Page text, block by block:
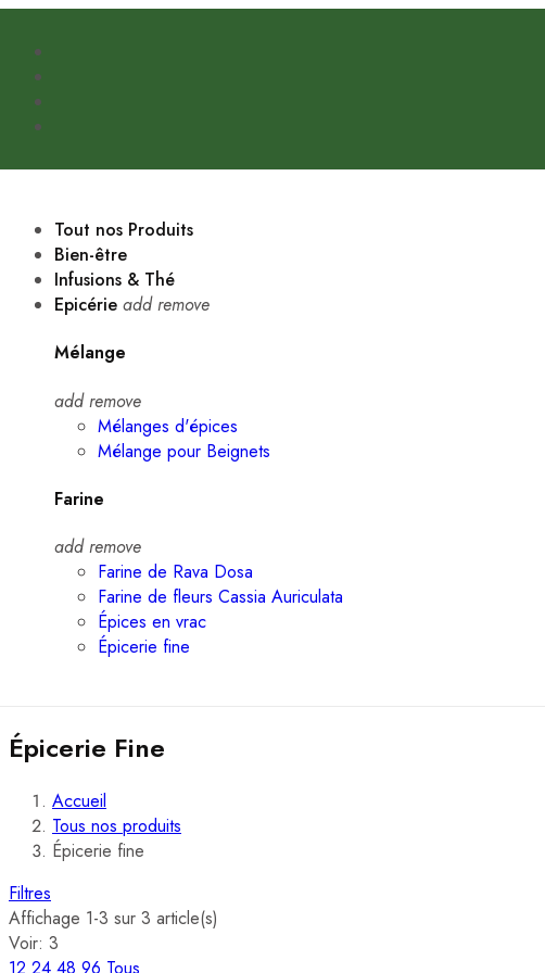
Tout nos Produits
Bien-être
Infusions & Thé
Epicérie addremove
Mélange
addremove
Mélanges d'épices
Mélange pour Beignets
Farine
addremove
Farine de Rava Dosa
Farine de fleurs Cassia Auriculata
Épices en vrac
Épicerie fine
Épicerie Fine
Accueil
Tous nos produits
Épicerie fine
Filtres
Affichage 1-3 sur 3 article(s)
Voir: 3
12 24 48 96 Tous